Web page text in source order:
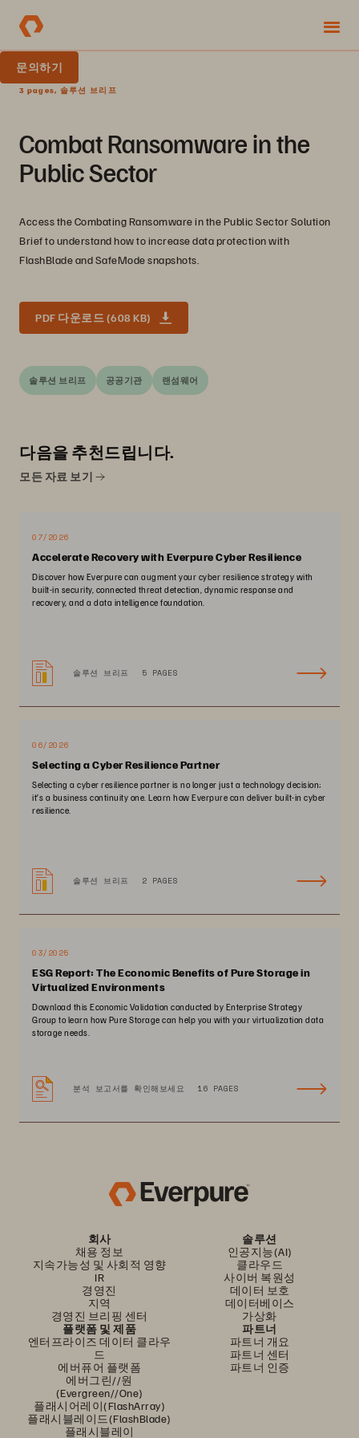
문의하기
3 pages, 솔루션 브리프
Combat Ransomware in the
Public Sector
Access the Combating Ransomware in the Public Sector Solution
Brief to understand how to increase data protection with
FlashBlade and SafeMode snapshots.
PDF 다운로드 (608 KB)
솔루션 브리프 공공기관 랜섬웨어
다음을 추천드립니다.
모든 자료 보기
07/2026
Accelerate Recovery with Everpure Cyber Resilience
Discover how Everpure can augment your cyber resilience strategy with
built-in security, connected threat detection, dynamic response and
recovery, and a data intelligence foundation.
솔루션 브리프 5 PAGES
06/2026
Selecting a Cyber Resilience Partner
Selecting a cyber resilience partner is no longer just a technology decision;
it’s a business continuity one. Learn how Everpure can deliver built-in cyber
resilience.
솔루션 브리프 2 PAGES
03/2025
ESG Report: The Economic Benefits of Pure Storage in
Virtualized Environments
Download this Economic Validation conducted by Enterprise Strategy
Group to learn how Pure Storage can help you with your virtualization data
storage needs.
분석 보고서를 확인해보세요 16 PAGES
회사
채용 정보
지속가능성 및 사회적 영향
IR
경영진
지역
경영진 브리핑 센터
솔루션
인공지능(AI)
클라우드
사이버 복원성
데이터 보호
데이터베이스
가상화
플랫폼 및 제품
엔터프라이즈 데이터 클라우
드
에버퓨어 플랫폼
에버그린//원
(Evergreen//One)
플래시어레이(FlashArray)
플래시블레이드(FlashBlade)
플래시블레이
파트너
파트너 개요
파트너 센터
파트너 인증